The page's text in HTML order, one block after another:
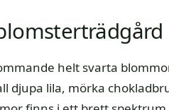
helt svarta
djupa lila, mörka